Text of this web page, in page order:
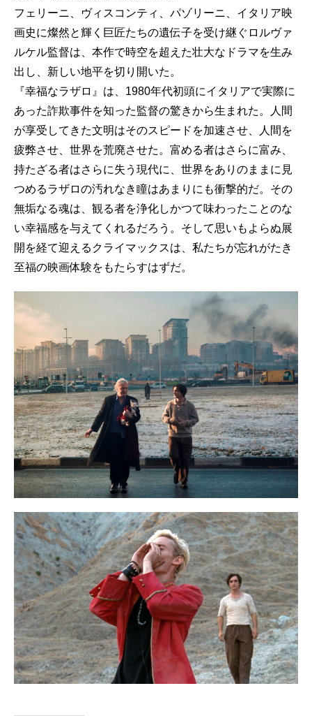
フェリーニ、ヴィスコンティ、パゾリーニ、イタリア映
画史に燦然と輝く巨匠たちの遺伝子を受け継ぐロルヴァ
ルケル監督は、本作で時空を超えた壮大なドラマを生み
出し、新しい地平を切り開いた。
『幸福なラザロ』は、1980年代初頭にイタリアで実際に
あった詐欺事件を知った監督の驚きから生まれた。人間
が享受してきた文明はそのスピードを加速させ、人間を
疲弊させ、世界を荒廃させた。富める者はさらに富み、
持たざる者はさらに失う現代に、世界をありのままに見
つめるラザロの汚れなき瞳はあまりにも衝撃的だ。その
無垢なる魂は、観る者を浄化しかつて味わったことのな
い幸福感を与えてくれるだろう。そして思いもよらぬ展
開を経て迎えるクライマックスは、私たちが忘れがたき
至福の映画体験をもたらすはずだ。